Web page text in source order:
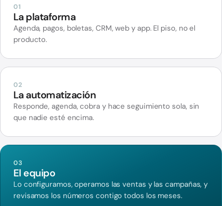
01
La plataforma
Agenda, pagos, boletas, CRM, web y app. El piso, no el
producto.
02
La automatización
Responde, agenda, cobra y hace seguimiento sola, sin
que nadie esté encima.
03
El equipo
Lo configuramos, operamos las ventas y las campañas, y
revisamos los números contigo todos los meses.